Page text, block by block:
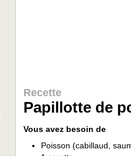
Recette
Papillotte de
Vous avez besoin de
Poisson (cabillaud,